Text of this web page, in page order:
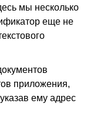
мы несколько
еще не
приложения,
ему адрес